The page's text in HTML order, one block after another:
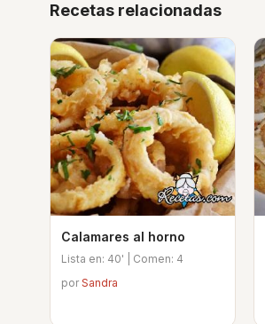
Recetas relacionadas
Calamares al horno
Lista en: 40' | Comen: 4
porSandra